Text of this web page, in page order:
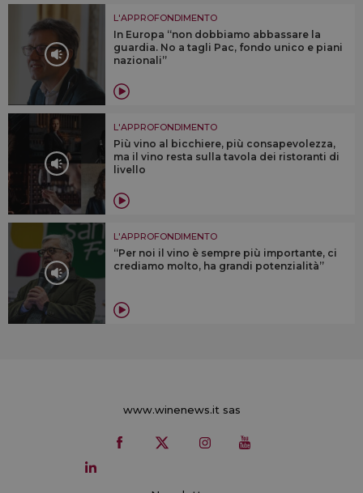
L'APPROFONDIMENTO
In Europa “non dobbiamo abbassare la
guardia. No a tagli Pac, fondo unico e piani
nazionali”
L'APPROFONDIMENTO
Più vino al bicchiere, più consapevolezza,
ma il vino resta sulla tavola dei ristoranti di
livello
L'APPROFONDIMENTO
“Per noi il vino è sempre più importante, ci
crediamo molto, ha grandi potenzialità”
www.winenews.it sas